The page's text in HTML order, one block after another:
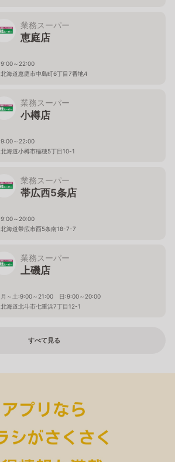
業務スーパー
恵庭店
9:00～22:00
北海道恵庭市中島町6丁目7番地4
業務スーパー
小樽店
9:00～22:00
北海道小樽市稲穂5丁目10-1
業務スーパー
帯広西5条店
9:00～20:00
北海道帯広市西5条南18-7-7
業務スーパー
上磯店
月～土:9:00～21:00 日:9:00～20:00
北海道北斗市七重浜7丁目12-1
すべて見る